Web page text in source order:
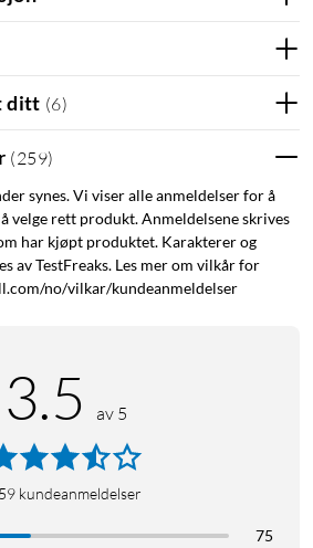
ditt (6)
(259)
synes. Vi viser alle anmeldelser for å
velge rett produkt. Anmeldelsene skrives
har kjøpt produktet. Karakterer og
av TestFreaks. Les mer om vilkår for
no/vilkar/kundeanmeldelser
3.5 av 5
kundeanmeldelser
75